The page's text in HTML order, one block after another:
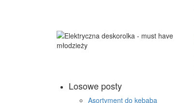
Losowe posty
Asortyment do kebaba